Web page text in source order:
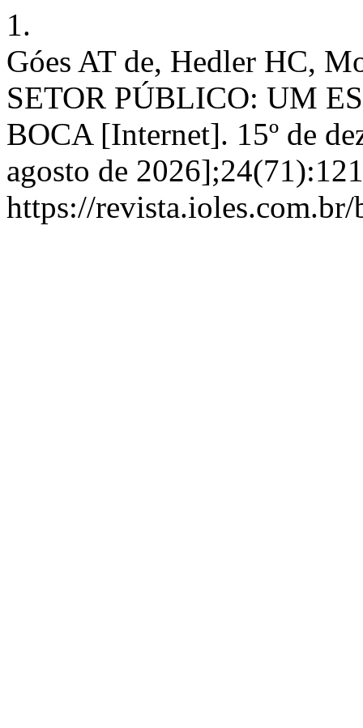
1.
Góes AT de, Hedler HC,
SETOR PÚBLICO: UM
BOCA [Internet]. 15º de
agosto de
https://